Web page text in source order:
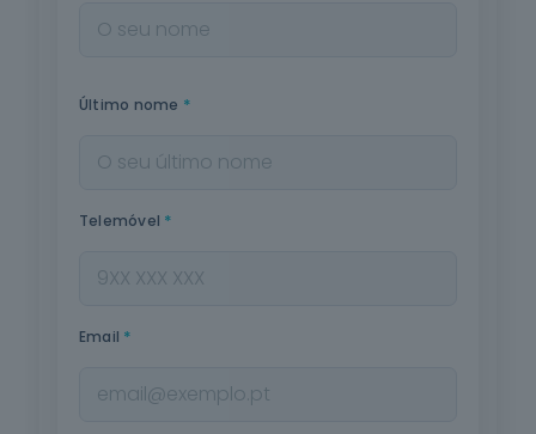
Último nome *
Telemóvel *
Email *